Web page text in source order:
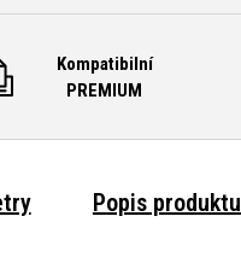
Kompatibilní
PREMIUM
Popis produktu